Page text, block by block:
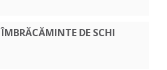
ÎMBRĂCĂMINTE DE SCHI